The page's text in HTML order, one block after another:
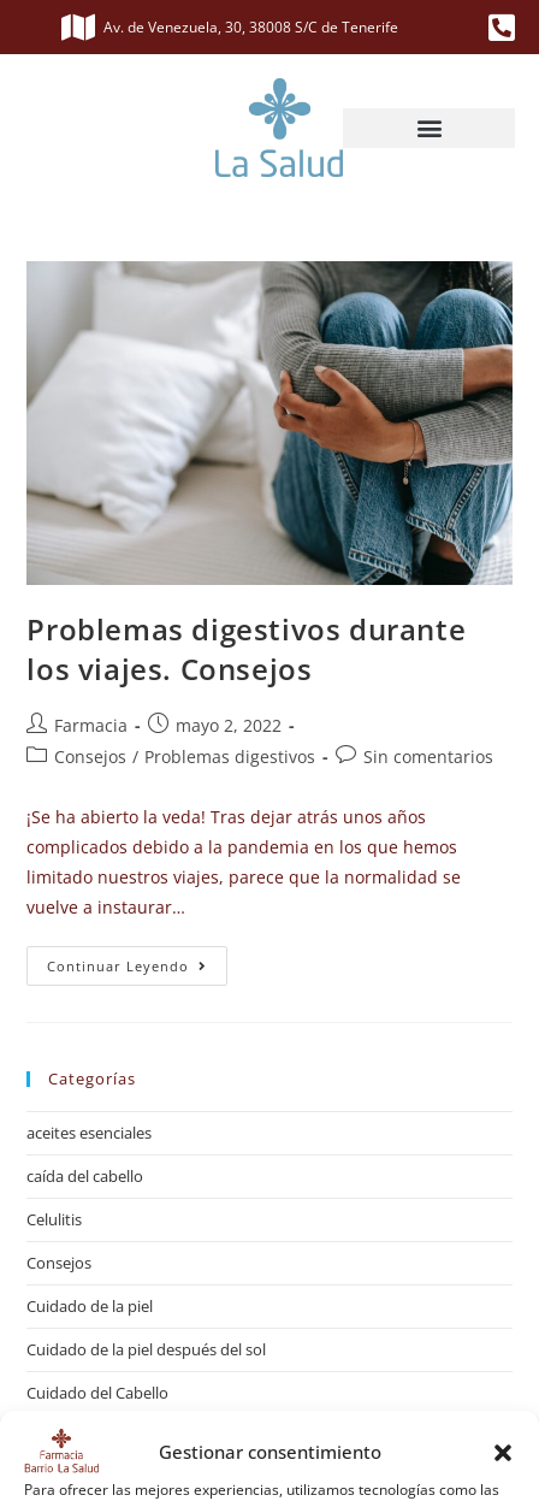
Gestionar consentimiento
Para ofrecer las mejores experiencias, utilizamos tecnologías como las
Av. de Venezuela, 30, 38008 S/C de Tenerife
Problemas digestivos durante
los viajes. Consejos
Farmacia
mayo 2, 2022
Consejos / Problemas digestivos Sin comentarios
¡Se ha abierto la veda! Tras dejar atrás unos años
complicados debido a la pandemia en los que hemos
limitado nuestros viajes, parece que la normalidad se
vuelve a instaurar…
Continuar Leyendo
Categorías
aceites esenciales
caída del cabello
Celulitis
Consejos
Cuidado de la piel
Cuidado de la piel después del sol
Cuidado del Cabello
Dermatología Cosmética
Detox